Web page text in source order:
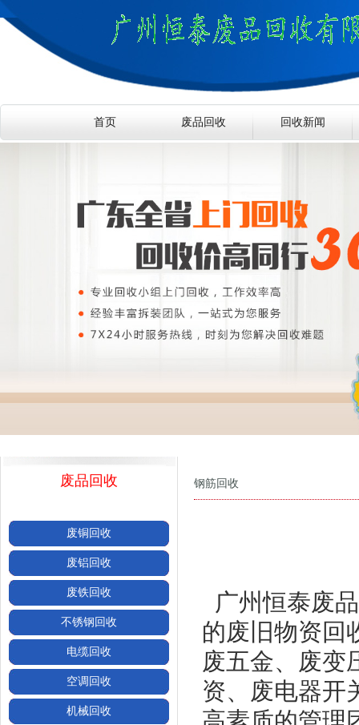
首页 废品回收 回收新闻
废品回收
废铜回收
废铝回收
废铁回收
不锈钢回收
电缆回收
空调回收
机械回收
钢筋回收
广州恒泰废
的废旧物资回
废五金、废变
资、废电器开